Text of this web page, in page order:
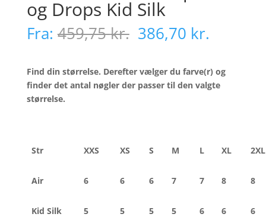
og Drops Kid Silk
Fra: 459,75kr. Den
oprindelige
var:
459,75 kr..
386,70 kr.
er:
386,70
Find din størrelse. Derefter vælger du farve(r) og
finder det antal nøgler der passer til den valgte
størrelse.
Str XXS XS S M L XL 2XL
Air 6 6 6 7 7 8 8
Kid Silk 5 5 5 5 6 6 6